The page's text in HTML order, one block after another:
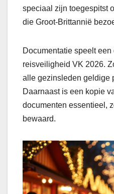
speciaal zijn toegespitst
die Groot-Brittannië
Documentatie speelt
reisveiligheid VK 2026.
alle gezinsleden geldige
Daarnaast is een kopie
documenten essentieel,
bewaard.